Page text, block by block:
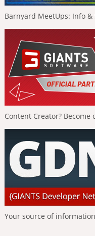
Barnyard MeetUps: Info
Content Creator?
Your source of